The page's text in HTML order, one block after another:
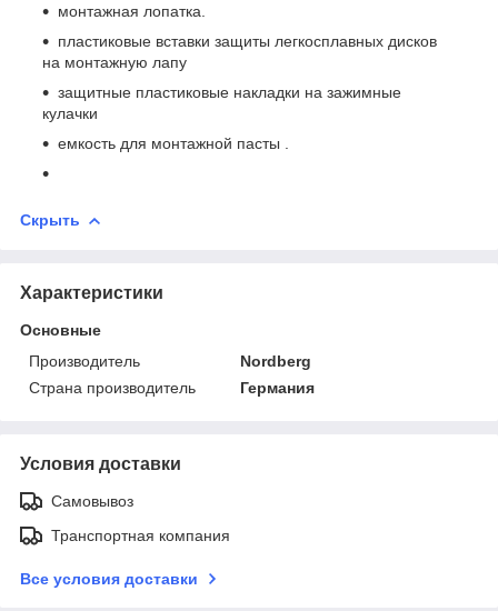
монтажная лопатка.
пластиковые вставки защиты легкосплавных дисков
на монтажную лапу
защитные пластиковые накладки на зажимные
кулачки
емкость для монтажной пасты .
Скрыть
Характеристики
Основные
Производитель
Nordberg
Страна производитель
Германия
Условия доставки
Самовывоз
Транспортная компания
Все условия доставки